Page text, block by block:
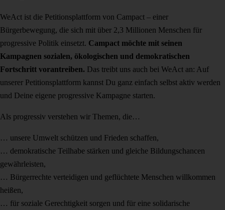
WeAct ist die Petitionsplattform von Campact – einer
Bürgerbewegung, die sich mit über 2,3 Millionen Menschen für
progressive Politik einsetzt. Campact möchte mit seinen
Kampagnen sozialen, ökologischen und demokratischen
Fortschritt vorantreiben. Das treibt uns auch bei WeAct an: Auf
unserer Petitionsplattform kannst Du ganz einfach selbst aktiv werden
und Deine eigene progressive Kampagne starten.
Als progressiv verstehen wir Themen, die…
… unsere Umwelt schützen und Frieden schaffen,
… demokratische Teilhabe stärken und gleiche Bildungschancen
gewährleisten,
… Bürgerrechte verteidigen und geflüchtete Menschen willkommen
heißen,
… für soziale Gerechtigkeit sorgen und für eine solidarische